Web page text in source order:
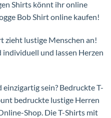
Shirts könnt ihr online
Bob Shirt online kaufen!
zieht lustige Menschen an!
und lassen Herzen
sein? Bedruckte T-
bedruckte lustige Herren
Shop. Die T-Shirts mit